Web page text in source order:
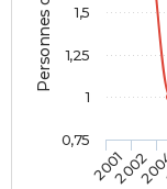
20012002
0,75
1
1,25
1,5